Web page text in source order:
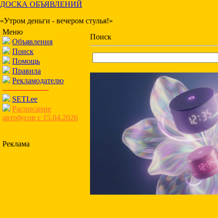
ДОСКА ОБЪЯВЛЕНИЙ
«Утром деньги - вечером стулья!»
Меню
Объявления
Поиск
Помощь
Правила
Рекламодателю
-------------------
SETI.ee
Расписание
автобусов с 15.04.2026
Реклама
Поиск